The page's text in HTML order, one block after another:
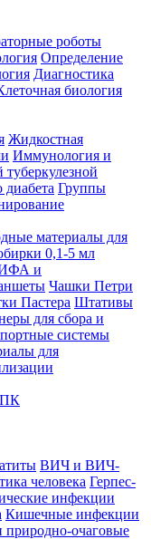
роботы
Определение
Диагностика
биология
Жидкостная
Иммунология и
туберкулезной
диабета Группы
материалы для
0,1-5 мл
ИФА и
Чашки Петри
Пастера Штативы
для сбора и
системы
для
ВИЧ и ВИЧ-
человека Герпес-
инфекции
Кишечные инфекции
очаговые